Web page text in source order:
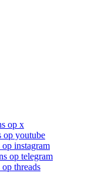
op x
op youtube
instagram
op telegram
threads